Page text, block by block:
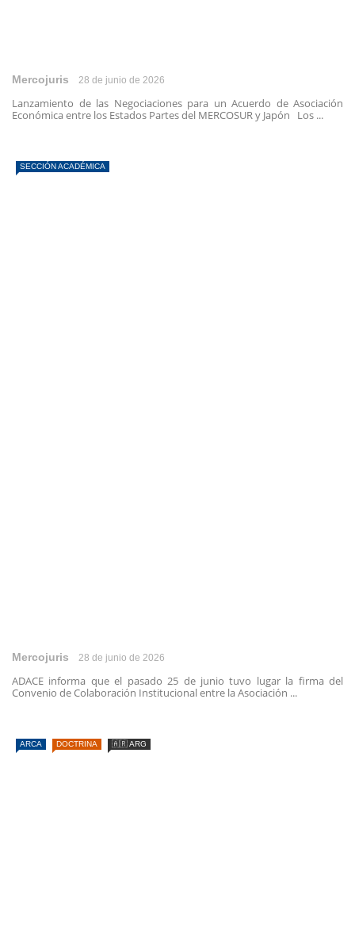
Mercojuris 28 de junio de 2026
Lanzamiento de las Negociaciones para un Acuerdo de Asociación
Económica entre los Estados Partes del MERCOSUR y Japón Los ...
SECCIÓN ACADÉMICA
Mercojuris 28 de junio de 2026
ADACE informa que el pasado 25 de junio tuvo lugar la firma del
Convenio de Colaboración Institucional entre la Asociación ...
ARCA DOCTRINA 🇦🇷 ARG